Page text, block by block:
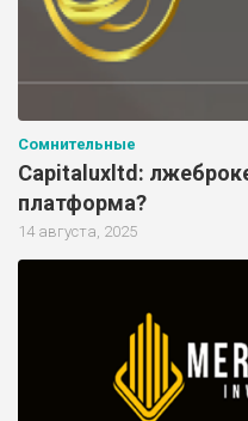
Сомнительные
Capitaluxltd:
платформа?
14 августа, 2025